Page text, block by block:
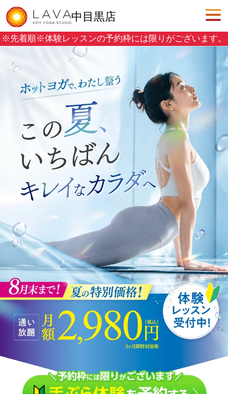
中目黒店
※先着順※体験レッスンの予約枠には限りがございます。